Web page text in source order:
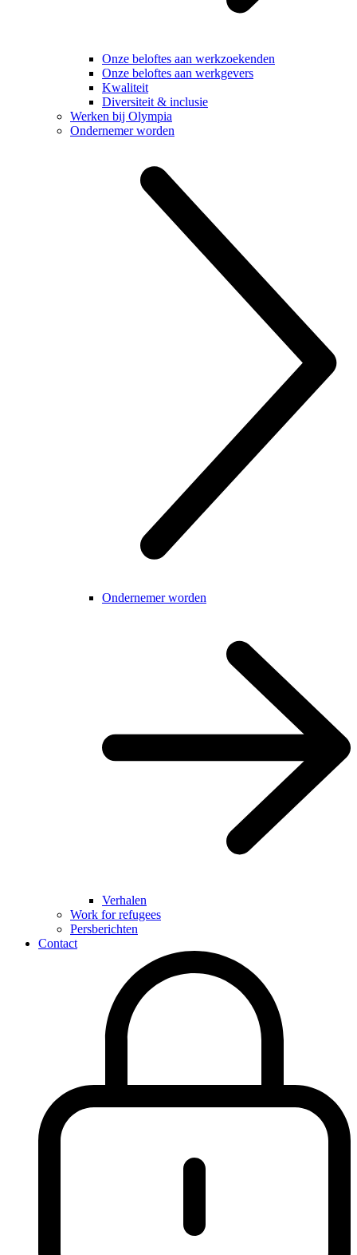
Onze beloftes aan werkzoekenden
Onze beloftes aan werkgevers
Kwaliteit
Diversiteit & inclusie
Werken bij Olympia
Ondernemer worden
Ondernemer worden
Verhalen
Work for refugees
Persberichten
Contact